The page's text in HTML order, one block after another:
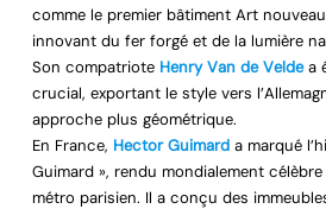
comme le premier bâtiment Art
innovant du fer forgé et de la lumière
Son compatriote Henry Van de Veldea
crucial, exportant le style vers
approche plus géométrique.
En France, Hector Guimarda marqué
Guimard », rendu mondialement
métro parisien. Il a conçu des